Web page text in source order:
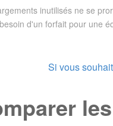
inutilisés ne se
d'un forfait pour une
Si vous